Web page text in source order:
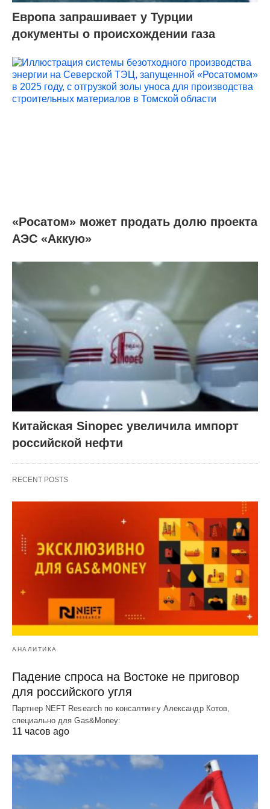
Европа запрашивает у Турции
документы о происхождении газа
«Росатом» может продать долю проекта
АЭС «Аккую»
Китайская Sinopec увеличила импорт
российской нефти
RECENT POSTS
АНАЛИТИКА
Падение спроса на Востоке не приговор
для российского угля
Партнер NEFT Research по консалтингу Александр Котов,
специально для Gas&Money:
11 часов ago